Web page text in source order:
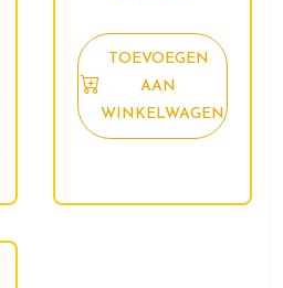
TOEVOEGEN
AAN
WINKELWAGEN